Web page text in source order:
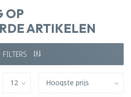
OP
ARTIKELEN
FILTERS